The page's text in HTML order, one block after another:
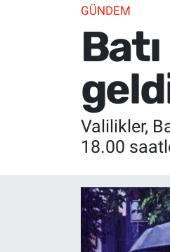
GÜNDEM
Valilikler,
18.00